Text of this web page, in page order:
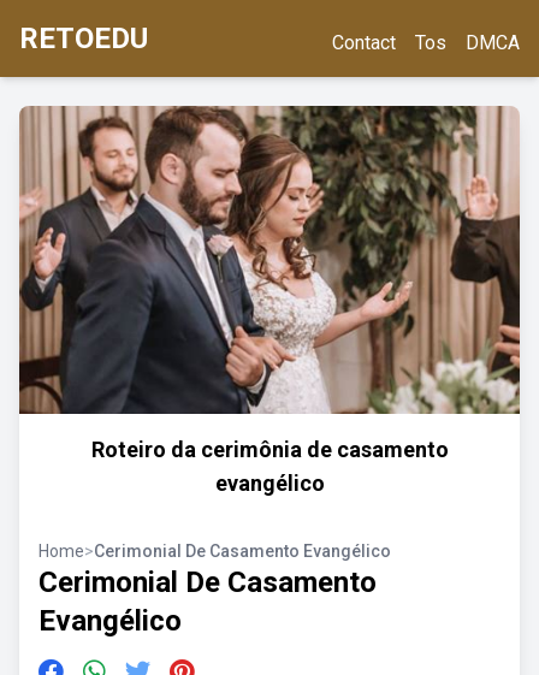
RETOEDU Contact Tos DMCA
Roteiro da cerimônia de casamento
evangélico
Home>Cerimonial De Casamento Evangélico
Cerimonial De Casamento
Evangélico